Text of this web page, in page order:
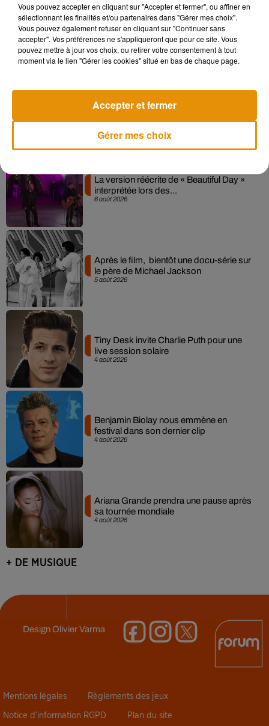
Musique
Pomme emprunte le décor de l’émission
« Loups Garous » pour son...
6 août 2026
La version réécrite de « Beautiful Day »
interprétée lors des...
5 août 2026
Après le film, bientôt une docu-série sur
le père de Michael Jackson
4 août 2026
Tiny Desk invite Charlie Puth pour une
live session solaire
4 août 2026
Benjamin Biolay nous emmène en
festival dans son dernier clip
4 août 2026
Ariana Grande prendra une pause après
sa tournée mondiale
+ DE MUSIQUE
DesignOlivier Varma
Mentions légales Règlements des jeux
Notice d’information RGPD Plan du site
Vous pouvez accepter en cliquant sur "Accepter et fermer", ou affiner en
sélectionnant les finalités et/ou partenaires dans "Gérer mes choix".
Vous pouvez également refuser en cliquant sur "Continuer sans
accepter". Vos préférences ne s'appliqueront que pour ce site. Vous
pouvez mettre à jour vos choix, ou retirer votre consentement à tout
moment via le lien "Gérer les cookies" situé en bas de chaque page.
Gérer mes choix
Accepter et fermer